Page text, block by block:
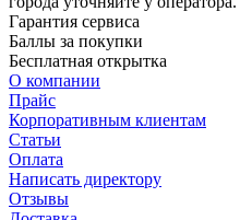
Гарантия сервиса
Баллы за покупки
Бесплатная открытка
О компании
Прайс
Корпоративным клиентам
Статьи
Оплата
Написать директору
Отзывы